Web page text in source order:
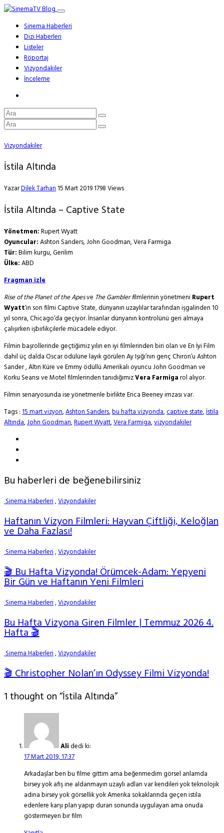
Sinema Haberleri
Dizi Haberleri
Listeler
Röportaj
Vizyondakiler
İnceleme
Vizyondakiler
İstila Altında
YazarDilek Tarhan15 Mart 20191798 Views
İstila Altında – Captive State
Yönetmen:Rupert Wyatt
Oyuncular:Ashton Sanders, John Goodman, Vera Farmiga
Tür:Bilim kurgu, Gerilim
Ülke:ABD
Fragman izle
Rise of the Planet of the Apesve The Gambler filmlerinin yönetmeni Rupert
Wyatt‘ın son filmi Captive State, dünyanın uzaylılar tarafından işgalinden 10
yıl sonra, Chicago’da geçiyor. İnsanlar dünyanın kontrolünü geri almaya
çalışırken işbirlikçilerle mücadele ediyor.
Filmin başrollerinde geçtiğimiz yılın en iyi filmlerinden biri olan ve En İyi Film
dahil üç dalda Oscar ödülüne layık görülen Ay Işığı’nın genç Chiron’u Ashton
Sander , Altın Küre ve Emmy ödüllü Amerikalı oyuncu John Goodman ve
Korku Seansı ve Motel filmlerinden tanıdığımızVera Farmigarol alıyor.
Filmin senaryosunda ise yönetmenle birlikte Erica Beeney imzası var.
Tags :15 mart vizyon,Ashton Sanders,bu hafta vizyonda,captive state,İstila
Altında,John Goodman,Rupert Wyatt,Vera Farmiga,vizyondakiler
Bu haberleri de beğenebilirsiniz
Sinema Haberleri,Vizyondakiler
Haftanın Vizyon Filmleri: Hayvan Çiftliği, Keloğlan
ve Daha Fazlası!
Sinema Haberleri,Vizyondakiler
🎬 Bu Hafta Vizyonda! Örümcek-Adam: Yepyeni
Bir Gün ve Haftanın Yeni Filmleri
Sinema Haberleri,Vizyondakiler
Bu Hafta Vizyona Giren Filmler | Temmuz 2026 4.
Hafta 🎬
Sinema Haberleri,Vizyondakiler
🎬 Christopher Nolan’ın Odyssey Filmi Vizyonda!
1 thought on “İstila Altında”
Ali dedi ki:
17 Mart 2019, 17:37
Arkadaşlar ben bu filme gittim ama beğenmedim görsel anlamda
birsey yok afiş ine aldanmayın uzaylı adları var kendileri yok teknolojik
adına birsey yok görsellik yok Amerika sokaklarında geçen istila
edenlere karşı plan yapıp duran sonunda uygulayan ama onuda
göstermeyen bir film